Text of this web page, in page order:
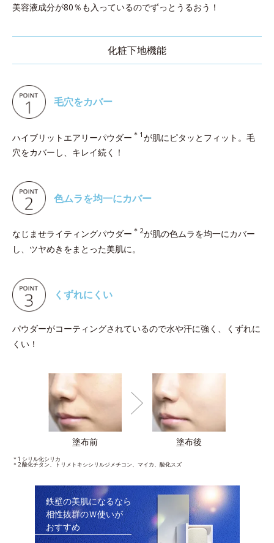
美容液成分が80％も入っているのでずっとうるおう！
化粧下地機能
毛穴をカバー
ハイブリットエアリーパウダー ＊1 が肌にピタッとフィット。毛
穴をカバーし、キレイ続く！
色ムラを均一にカバー
なじませライティングパウダー ＊2が肌の色ムラを均一にカバー
し、ツヤめきをまとった美肌に。
くずれにくい
パウダーがコーティングされているので水や汗に強く、くずれに
くい！
塗布前 塗布後
＊1 シリル化シリカ
＊2 酸化チタン、トリメトキシシリルジメチコン、マイカ、酸化スズ
鉄壁の美肌になるなら
相性抜群のＷ使いが
おすすめ